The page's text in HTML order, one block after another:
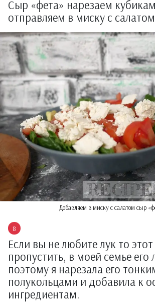
Сыр «фета» нарезаем
отправляем в миску с
Добавляем в миску с салатом сыр
Если вы не любите лук то
пропустить, в моей семье его
поэтому я нарезала его
полукольцами и добавила к
ингредиентам.